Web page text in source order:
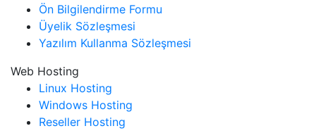
Ön Bilgilendirme Formu
Üyelik Sözleşmesi
Yazılım Kullanma Sözleşmesi
Web Hosting
Linux Hosting
Windows Hosting
Reseller Hosting